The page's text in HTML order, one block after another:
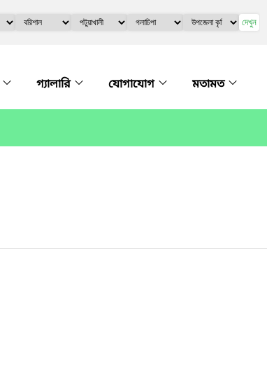
দেখুন
গ্যালারি যোগাযোগ মতামত